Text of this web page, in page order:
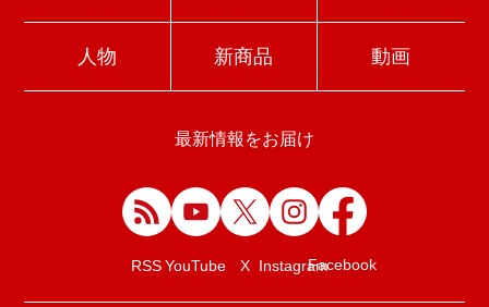
人物 新商品 動画
最新情報をお届け
RSSYouTube X InstagramFacebook